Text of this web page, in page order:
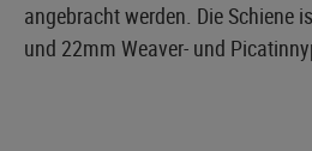
angebracht werden. Die Schiene
und 22mm Weaver- und